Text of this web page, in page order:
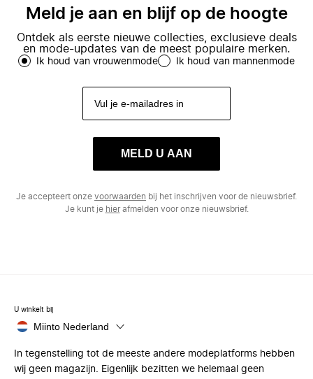
Meld je aan en blijf op de hoogte
Ontdek als eerste nieuwe collecties, exclusieve deals
en mode-updates van de meest populaire merken.
Ik houd van vrouwenmode Ik houd van mannenmode
MELD U AAN
Je accepteert onze voorwaarden bij het inschrijven voor de nieuwsbrief.
Je kunt je hierafmelden voor onze nieuwsbrief.
U winkelt bij
Miinto Nederland
In tegenstelling tot de meeste andere modeplatforms hebben
wij geen magazijn. Eigenlijk bezitten we helemaal geen